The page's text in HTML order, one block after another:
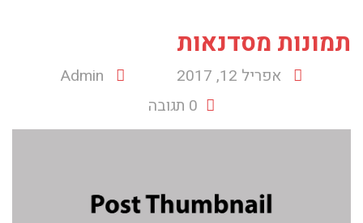
תמונות מסדנאות
אפריל 12, 2017